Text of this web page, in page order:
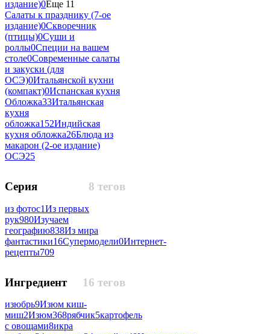
издание)0Еще 11
Салаты к празднику (7-ое
издание)0Скворечник
(птицы)0Суши и
роллы0Специи на вашем
столе0Современные салаты
и закуски (для
ОСЭ)0Итальянской кухни
(компакт)0Испанская кухня
Обложка33Итальянская
кухня
обложка152Индийская
кухня обложка26Блюда из
макарон (2-ое издание)
ОСЭ25
8 тегов
Серия
из фотос1Из первых
рук980Изучаем
географию838Из мира
фантастики16Супермодели0Интернет-
рецепты709
16 тегов
Ингредиент
изюбрь9Изюм киш-
миш2Изюм368рябчик5картофель
с овощами8икра